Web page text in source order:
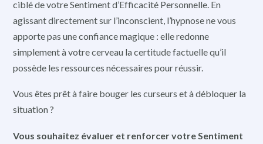
ciblé de votre Sentiment d’Efficacité Personnelle. En
agissant directement sur l’inconscient, l’hypnose ne vous
apporte pas une confiance magique : elle redonne
simplement à votre cerveau la certitude factuelle qu’il
possède les ressources nécessaires pour réussir.
Vous êtes prêt à faire bouger les curseurs et à débloquer la
situation ?
Vous souhaitez évaluer et renforcer votre Sentiment